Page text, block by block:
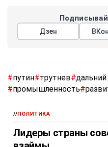
Дзен
#путин#трутнев#
#промышленность#
//ПОЛИТИКА
Лидеры страны